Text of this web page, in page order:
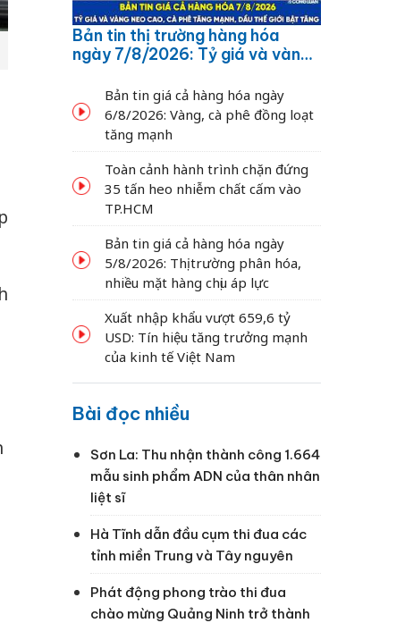
Bản tin thị trường hàng hóa
ngày 7/8/2026: Tỷ giá và vàng
dầu thế giới bật tăng
Bản tin giá cả hàng hóa ngày
6/8/2026: Vàng, cà phê đồng loạt
tăng mạnh
Toàn cảnh hành trình chặn đứng
35 tấn heo nhiễm chất cấm vào
TP.HCM
Bản tin giá cả hàng hóa ngày
5/8/2026: Thị trường phân hóa,
nhiều mặt hàng chịu áp lực
Xuất nhập khẩu vượt 659,6 tỷ
USD: Tín hiệu tăng trưởng mạnh
của kinh tế Việt Nam
Bài đọc nhiều
Sơn La: Thu nhận thành công 1.664
mẫu sinh phẩm ADN của thân nhân
liệt sĩ
Hà Tĩnh dẫn đầu cụm thi đua các
tỉnh miền Trung và Tây nguyên
Phát động phong trào thi đua
chào mừng Quảng Ninh trở thành